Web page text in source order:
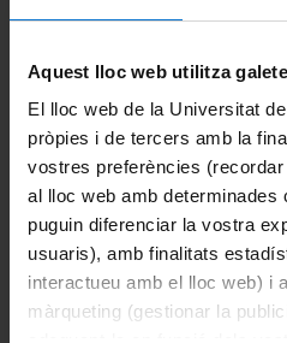
Aquest lloc web utilitza
El lloc web de la Universitat
pròpies i de tercers amb la
vostres preferències
al lloc web amb determinades
puguin diferenciar la vostra
usuaris), amb finalitats
interactueu amb el lloc web) i
màrqueting (gestionar la
Comparteix-ho:
Imprimeix
Portals i intranets
Portal d'estudiants